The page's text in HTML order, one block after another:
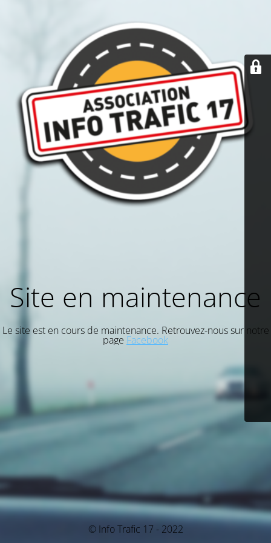
Site en maintenance
Le site est en cours de maintenance. Retrouvez-nous sur notre
page Facebook
© Info Trafic 17 - 2022